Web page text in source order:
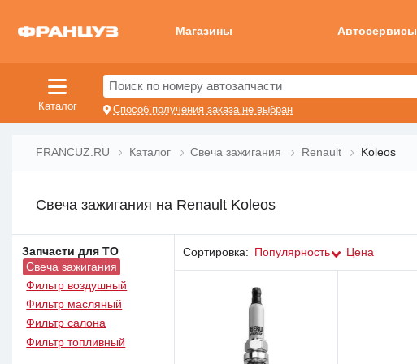
Магазины Автосервисы
Каталог
Поиск по номеру автозапчасти
Способ получения заказа не выбран
FRANCUZ.RU Каталог Свеча зажигания Renault Koleos
Свеча зажигания на Renault Koleos
Запчасти для ТО
Свеча зажигания
Фильтр воздушный
Фильтр масляный
Фильтр салона
Фильтр топливный
Сортировка: Популярность Цена